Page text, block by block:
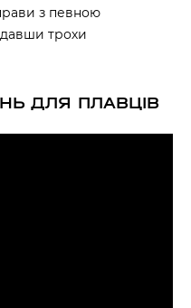
з певною
трохи
ДЛЯ ПЛАВЦІВ